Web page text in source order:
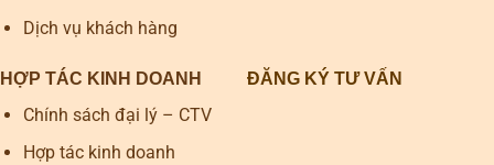
Dịch vụ khách hàng
HỢP TÁC KINH DOANH
Chính sách đại lý – CTV
Hợp tác kinh doanh
ĐĂNG KÝ TƯ VẤN